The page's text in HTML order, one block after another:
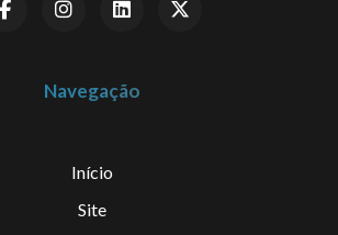
Navegação
Início
Site